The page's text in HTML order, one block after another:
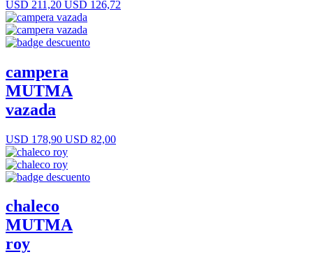
USD 211,20 USD 126,72
campera
MUTMA
vazada
USD 178,90 USD 82,00
chaleco
MUTMA
roy